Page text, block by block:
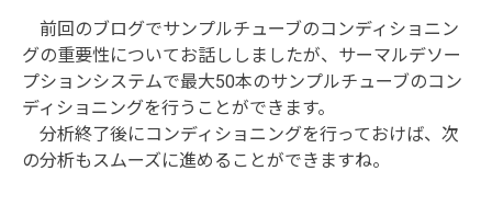
前回のブログでサンプルチューブのコンディショニン
グの重要性についてお話ししましたが、サーマルデソー
プションシステムで最大50本のサンプルチューブのコン
ディショニングを行うことができます。
分析終了後にコンディショニングを行っておけば、次
の分析もスムーズに進めることができますね。